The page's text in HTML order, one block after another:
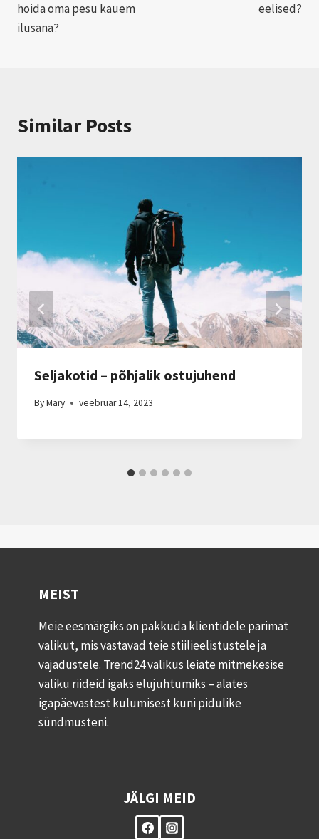
hoida oma pesu kauem
ilusana?
eelised?
Similar Posts
Seljakotid – põhjalik ostujuhend
ByMary veebruar 14, 2023
MEIST
Meie eesmärgiks on pakkuda klientidele parimat
valikut, mis vastavad teie stiilieelistustele ja
vajadustele. Trend24 valikus leiate mitmekesise
valiku riideid igaks elujuhtumiks – alates
igapäevastest kulumisest kuni pidulike
sündmusteni.
JÄLGI MEID